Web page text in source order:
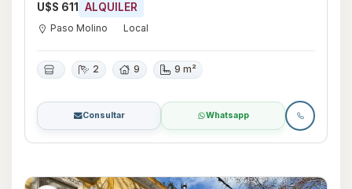
U$S 611 ALQUILER
Paso Molino Local
2 9 9 m²
Consultar Whatsapp